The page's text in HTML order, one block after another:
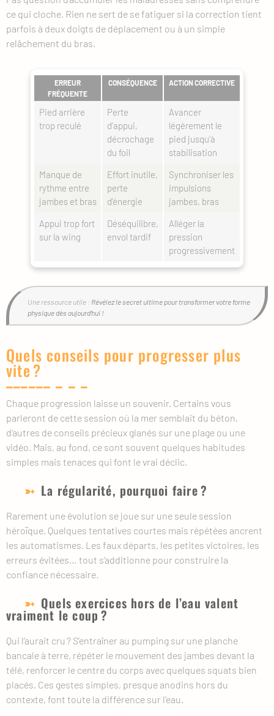
ce qui cloche. Rien ne sert de se fatiguer si la correction tient
parfois à deux doigts de déplacement ou à un simple
relâchement du bras.
ERREUR
FRÉQUENTE
CONSÉQUENCE ACTION CORRECTIVE
Pied arrière
trop reculé
Perte
d’appui,
décrochage
du foil
Avancer
légèrement le
pied jusqu’à
stabilisation
Manque de
rythme entre
jambes et bras
Effort inutile,
perte
d’énergie
Synchroniser les
impulsions
jambes, bras
Appui trop fort
sur la wing
Déséquilibre,
envol tardif
Alléger la
pression
progressivement
Une ressource utile : Révélez le secret ultime pour transformer votre forme
physique dès aujourd’hui !
Quels conseils pour progresser plus
vite ?
Chaque progression laisse un souvenir. Certains vous
parleront de cette session où la mer semblait du béton,
d’autres de conseils précieux glanés sur une plage ou une
vidéo. Mais, au fond, ce sont souvent quelques habitudes
simples mais tenaces qui font le vrai déclic.
La régularité, pourquoi faire ?
Rarement une évolution se joue sur une seule session
héroïque. Quelques tentatives courtes mais répétées ancrent
les automatismes. Les faux départs, les petites victoires, les
erreurs évitées… tout s’additionne pour construire la
confiance nécessaire.
Quels exercices hors de l’eau valent
vraiment le coup ?
Qui l’aurait cru ? S’entraîner au pumping sur une planche
bancale à terre, répéter le mouvement des jambes devant la
télé, renforcer le centre du corps avec quelques squats bien
placés. Ces gestes simples, presque anodins hors du
contexte, font toute la différence sur l’eau.